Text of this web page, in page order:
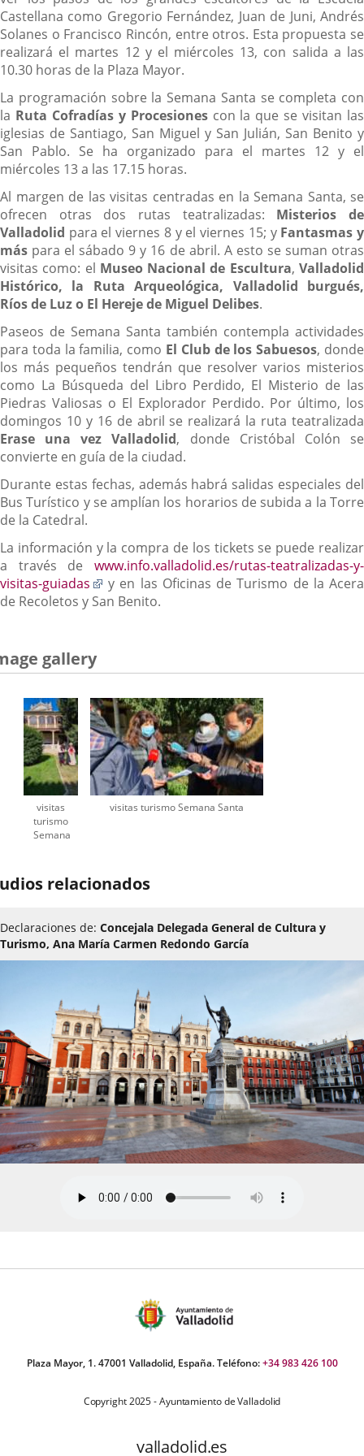
Castellana como Gregorio Fernández, Juan de Juni, Andrés
Solanes o Francisco Rincón, entre otros. Esta propuesta se
realizará el martes 12 y el miércoles 13, con salida a las
10.30 horas de la Plaza Mayor.
La programación sobre la Semana Santa se completa con
la Ruta Cofradías y Procesionescon la que se visitan las
iglesias de Santiago, San Miguel y San Julián, San Benito y
San Pablo. Se ha organizado para el martes 12 y el
miércoles 13 a las 17.15 horas.
Al margen de las visitas centradas en la Semana Santa, se
ofrecen otras dos rutas teatralizadas: Misterios de
Valladolid para el viernes 8 y el viernes 15; y Fantasmas y
más para el sábado 9 y 16 de abril. A esto se suman otras
visitas como: el Museo Nacional de Escultura,Valladolid
Histórico, la Ruta Arqueológica, Valladolid burgués,
Ríos de Luz o El Hereje de Miguel Delibes.
Paseos de Semana Santa también contempla actividades
para toda la familia, como El Club de los Sabuesos, donde
los más pequeños tendrán que resolver varios misterios
como La Búsqueda del Libro Perdido, El Misterio de las
Piedras Valiosas o El Explorador Perdido. Por último, los
domingos 10 y 16 de abril se realizará la ruta teatralizada
Erase una vez Valladolid, donde Cristóbal Colón se
convierte en guía de la ciudad.
Durante estas fechas, además habrá salidas especiales del
Bus Turístico y se amplían los horarios de subida a la Torre
de la Catedral.
La información y la compra de los tickets se puede realizar
a través de www.info.valladolid.es/rutas-teatralizadas-y-
visitas-guiadas
Enlace
a
y en las Oficinas de Turismo de la Acera
de Recoletos y San Benito.
gallery
visitas
turismo
Semana
visitas turismo Semana Santa
relacionados
Declaraciones de: Concejala Delegada General de Cultura y
Turismo, Ana María Carmen Redondo García
Plaza Mayor, 1. 47001 Valladolid, España. Teléfono:+34 983 426 100
Copyright 2025 - Ayuntamiento de Valladolid
valladolid.es